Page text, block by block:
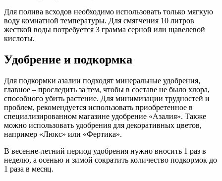
Для полива всходов необходимо использовать только мягкую
воду комнатной температуры. Для смягчения 10 литров
жесткой воды потребуется 3 грамма серной или щавелевой
кислоты.
Удобрение и подкормка
Для подкормки азалии подходят минеральные удобрения,
главное – проследить за тем, чтобы в составе не было хлора,
способного убить растение. Для минимизации трудностей и
проблем, рекомендуется использовать приобретенное в
специализированном магазине удобрение «Азалия». Также
можно использовать удобрения для декоративных цветов,
например «Люкс» или «Фертика».
В весенне-летний период удобрения нужно вносить 1 раз в
неделю, а осенью и зимой сократить количество подкормок до
1 раза в месяц.